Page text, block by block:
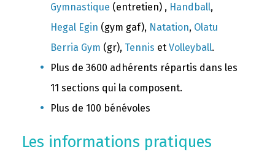
Gymnastique (entretien) , Handball,
Hegal Egin (gym gaf), Natation, Olatu
Berria Gym (gr), Tennis et Volleyball.
Plus de 3600 adhérents répartis dans les
11 sections qui la composent.
Plus de 100 bénévoles
Les informations pratiques